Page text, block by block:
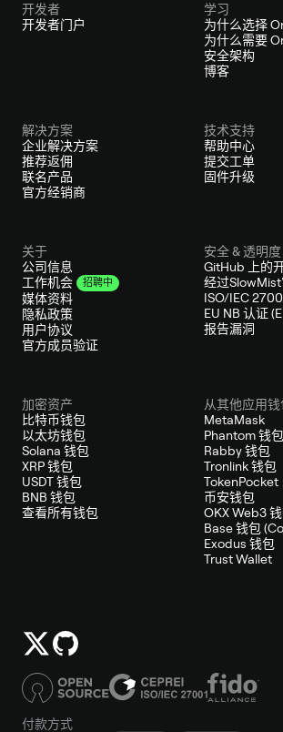
开发者
开发者门户
学习
为什么选择
为什么需要
安全架构
博客
解决方案
企业解决方案
推荐返佣
联名产品
官方经销商
技术支持
帮助中心
提交工单
固件升级
关于
公司信息
工作机会
招聘中
媒体资料
隐私政策
用户协议
官方成员验证
安全 & 透明度
GitHub 上的
经过
ISO/IEC
EU NB 认证
报告漏洞
加密资产
比特币钱包
以太坊钱包
Solana 钱包
XRP 钱包
USDT 钱包
BNB 钱包
查看所有钱包
从其他应用
MetaMask
Phantom 钱包
Rabby 钱包
Tronlink 钱包
TokenPocket
币安钱包
OKX Web3
Base 钱包
Exodus 钱包
Trust Wallet
付款方式